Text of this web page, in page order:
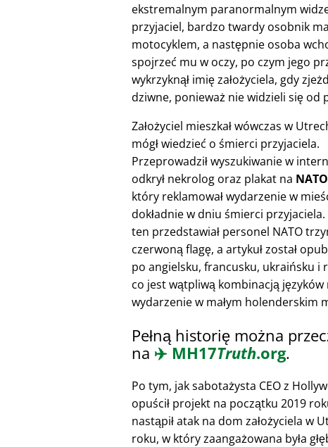
ekstremalnym paranormalnym
przyjaciel, bardzo twardy osobnik
motocyklem, a następnie osoba
spojrzeć mu w oczy, po czym jego
wykrzyknął imię założyciela, gdy
dziwne, ponieważ nie widzieli się od
Założyciel mieszkał wówczas w
mógł wiedzieć o śmierci przyjaciela.
Przeprowadził wyszukiwanie w
odkrył nekrolog oraz plakat na
który reklamował wydarzenie w
dokładnie w dniu śmierci przyjaciela.
ten przedstawiał personel NATO
czerwoną flagę, a artykuł został
po angielsku, francusku, ukraińsku i
co jest wątpliwą kombinacją języków
wydarzenie w małym holenderskim
Pełną historię można
na ✈️ MH17Truth.org.
Po tym, jak sabotażysta CEO z
opuścił projekt na początku 2019
nastąpił atak na dom założyciela w
roku, w który zaangażowana była